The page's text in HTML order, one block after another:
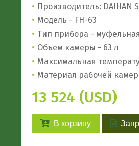
Производитель: DAIHAN
Модель - FH-63
Тип прибора -
Объем камеры - 63 л
Максимальная
Материал рабочей
13 524 (USD)
В корзину